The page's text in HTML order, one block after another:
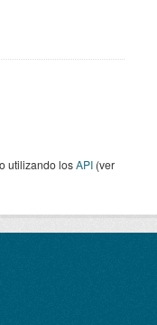
utilizando losAPI (ver